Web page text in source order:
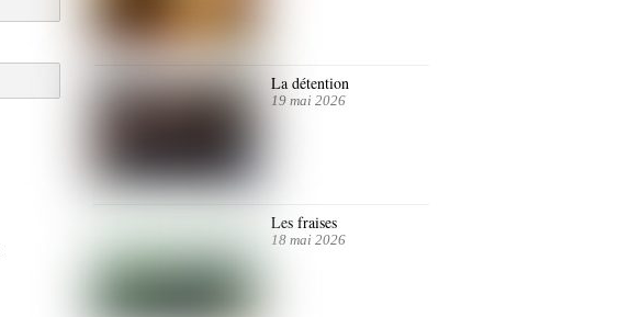
La détention
19 mai 2026
Les fraises
18 mai 2026